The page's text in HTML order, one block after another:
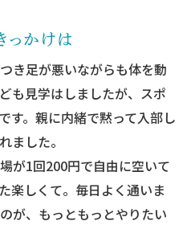
き足が悪いながらも体を動
も見学はしましたが、スポ
す。親に内緒で黙って入部し
ました。
が1回200円で自由に空いて
楽しくて。毎日よく通いま
が、もっともっとやりたい